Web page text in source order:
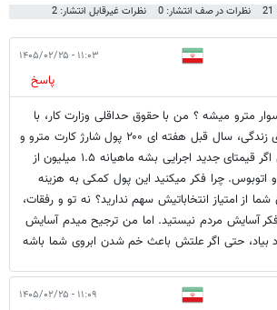
نظرات در صف انتشار: 0 نظرات غیرقابل انتشار: 2
۱۱:۰۳ - ۱۴۰۵/۰۲/۲۵
پاسخ
مترو میشه ؟ من با حقوق حداقلی وزارت کار، با
این حجم هزینه پایه برای زندگی، سال قبل هفته ای ۲۰۰ پول شارژ کارت مترو و
اتوبوس دادم. اینور سال اگر قیمتای جدید اجرایی بشه ماهیانه ۱.۵ میلیون از
اتوبوس. چرا فکر میکنید این پول کمکی به هزینه
از امتیاز انتخاباتیش سهم ندارید؟ نه تو و رفقات،
فکر آسایش مردم نیستید. اما من ترجیح میدم آسایش
بیاد، حتی اگر علتش باعث خم شدن ابروی شما باشه
۱۱:۰۹ - ۱۴۰۵/۰۲/۲۵